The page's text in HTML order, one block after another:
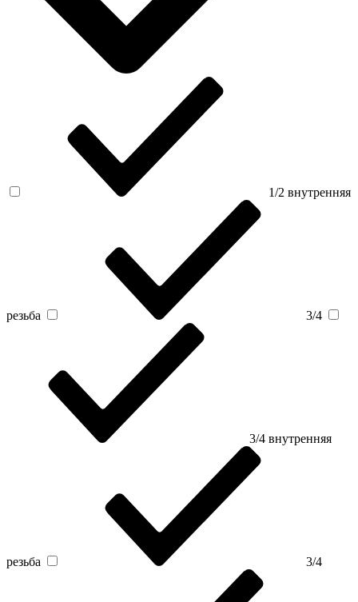
1/2 внутренняя
резьба 3/4
3/4 внутренняя
резьба 3/4